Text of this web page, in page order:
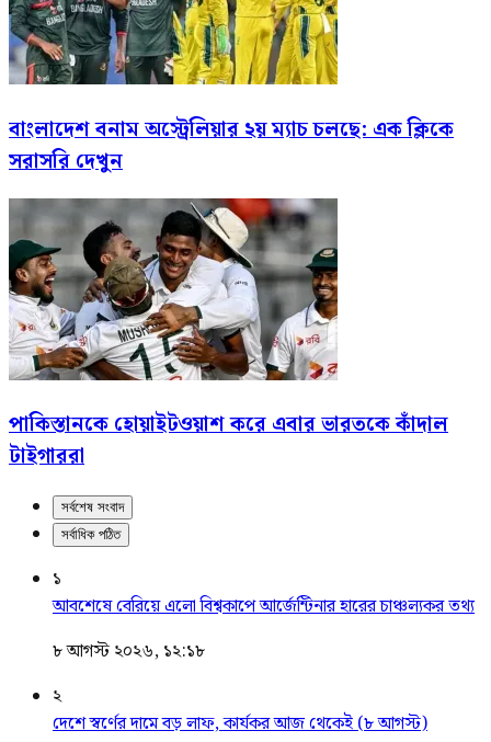
বাংলাদেশ বনাম অস্ট্রেলিয়ার ২য় ম্যাচ চলছে: এক ক্লিকে
সরাসরি দেখুন
পাকিস্তানকে হোয়াইটওয়াশ করে এবার ভারতকে কাঁদাল
টাইগাররা
সর্বশেষ সংবাদ
সর্বাধিক পঠিত
১
আবশেষে বেরিয়ে এলো বিশ্বকাপে আর্জেন্টিনার হারের চাঞ্চল্যকর তথ্য
৮ আগস্ট ২০২৬, ১২:১৮
২
দেশে স্বর্ণের দামে বড় লাফ, কার্যকর আজ থেকেই (৮ আগস্ট)